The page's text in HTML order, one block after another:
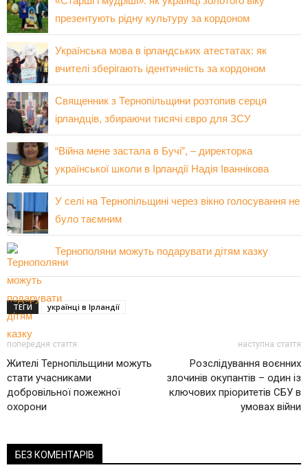
презентують рідну культуру за кордоном
Українська мова в ірландських атестатах: як
вчителі зберігають ідентичність за кордоном
Священник з Тернопільщини розтопив серця
ірландців, збираючи тисячі євро для ЗСУ
“Війна мене застала в Бучі”, – директорка
української школи в Ірландії Надія Іваннікова
У селі на Тернопільщині через вікно голосування не
було таємним
Тернополяни можуть подарувати дітям казку
ТЕГИ українці в Ірландії
попередня стаття
Жителі Тернопільщини можуть
стати учасниками
добровільної пожежної
охорони
наступна стаття
Розслідування воєнних
злочинів окупантів – один із
ключових пріоритетів СБУ в
умовах війни
БЕЗ КОМЕНТАРІВ